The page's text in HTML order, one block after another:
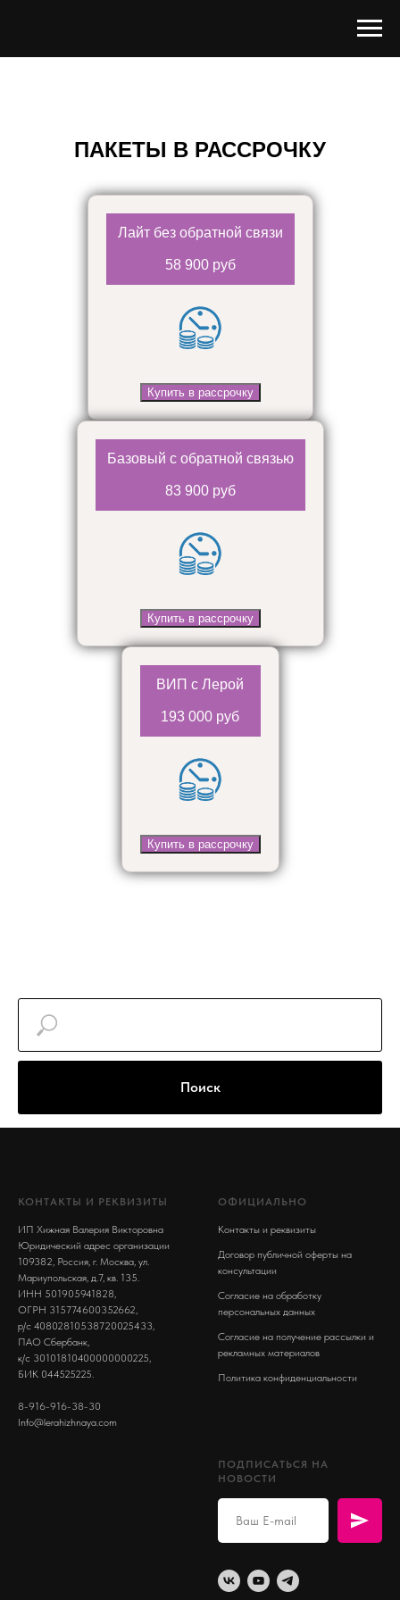
ПАКЕТЫ В РАССРОЧКУ
Лайт без обратной связи
58 900 руб
Купить в рассрочку
Базовый с обратной связью
83 900 руб
Купить в рассрочку
ВИП с Лерой
193 000 руб
Купить в рассрочку
Поиск
КОНТАКТЫ И РЕКВИЗИТЫ
ИП Хижная Валерия Викторовна
Юридический адрес организации
109382, Россия, г. Москва, ул.
Мариупольская, д.7, кв. 135.
ИНН 501905941828,
ОГРН 315774600352662,
р/с 40802810538720025433,
ПАО Сбербанк,
к/с 30101810400000000225,
БИК 044525225.
8-916-916-38-30
Info@lerahizhnaya.com
ОФИЦИАЛЬНО
Контакты и реквизиты
Договор публичной оферты на
консультации
Согласие на обработку
персональных данных
Согласие на получение рассылки и
рекламных материалов
Политика конфиденциальности
ПОДПИСАТЬСЯ НА
НОВОСТИ